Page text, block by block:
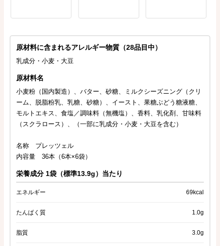
原材料に含まれるアレルギー物質（28品目中）
乳成分・小麦・大豆
原材料名
小麦粉（国内製造）、バター、砂糖、ミルクシーズニング（クリ
ーム、脱脂粉乳、乳糖、砂糖）、イースト、果糖ぶどう糖液糖、
モルトエキス、食塩／調味料（無機塩）、香料、乳化剤、甘味料
（スクラロース）、（一部に乳成分・小麦・大豆を含む）
名称 プレッツェル
内容量 36本（6本×6袋）
栄養成分 1袋（標準13.9g）当たり
エネルギー 69kcal
たんぱく質 1.0g
脂質 3.0g